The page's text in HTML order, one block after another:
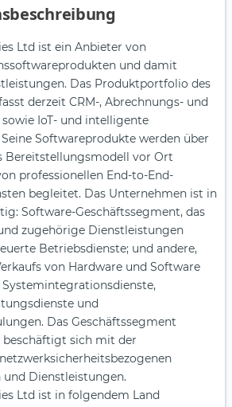
Ltd ist ein Anbieter von
und damit
Das Produktportfolio des
derzeit CRM-, Abrechnungs- und
IoT- und intelligente
Softwareprodukte werden über
Bereitstellungsmodell vor Ort
professionellen End-to-End-
begleitet. Das Unternehmen ist in
Software-Geschäftssegment, das
zugehörige Dienstleistungen
Betriebsdienste; und andere,
von Hardware und Software
und
Das Geschäftssegment
beschäftigt sich mit der
Dienstleistungen.
Ltd ist in folgendem Land